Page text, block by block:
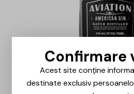
Confirmare
Acest site conține
destinate exclusiv